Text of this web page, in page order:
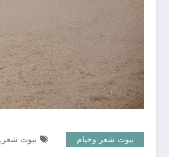
بيوت شعر وخيام بيوت شعر ,